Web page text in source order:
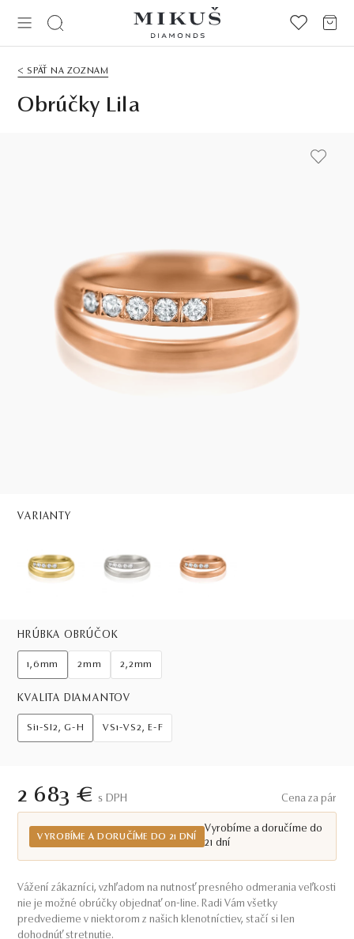
< SPÄŤ NA ZOZNAM
Obrúčky Lila
VARIANTY
HRÚBKA OBRÚČOK
1,6mm 2mm 2,2mm
KVALITA DIAMANTOV
Si1-SI2, G-H VS1-VS2, E-F
2 683 € S DPH Cena za pár
VYROBÍME A DORUČÍME DO 21 DNÍ
Vyrobíme a doručíme do
21 dní
Vážení zákazníci, vzhľadom na nutnosť presného odmerania veľkosti
nie je možné obrúčky objednať on-line. Radi Vám všetky
predvedieme v niektorom z našich klenotníctiev, stačí si len
dohodnúť stretnutie.